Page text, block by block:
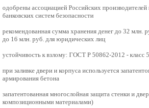
одобрены ассоциацией Российских
банковских систем безопасности
рекомендованная сумма хранения денег до 32 млн.
до 16 млн. руб. для юридических лиц
устойчивость к взлому: ГОСТ Р 50862-2012 - класс
при заливке двери и корпуса используется
армирования бетона
запатентованная многослойная защита стенки и
композиционными материалами)